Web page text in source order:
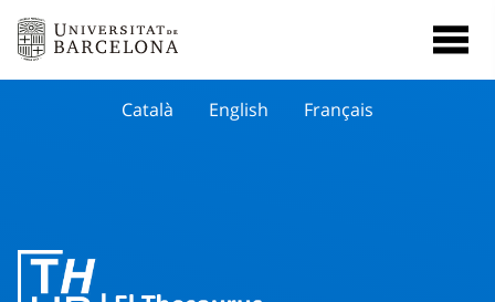
Català English Français